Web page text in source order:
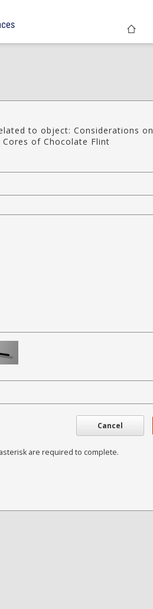
to object: Considerations
Cores of Chocolate Flint
Cancel
are required to complete.